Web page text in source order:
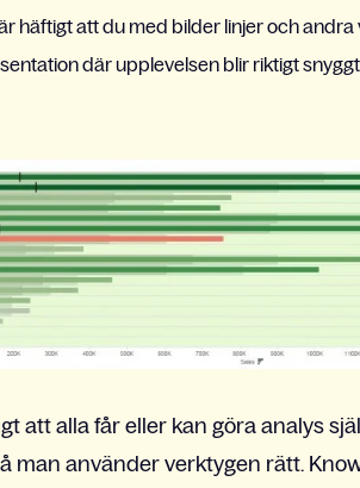
häftigt att du med bilder linjer och
där upplevelsen blir riktigt
att alla får eller kan göra analys
man använder verktygen rätt.